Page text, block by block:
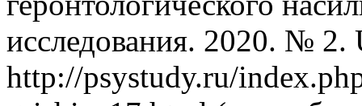
исследования. 2020. № 2.
http://psystudy.ru/